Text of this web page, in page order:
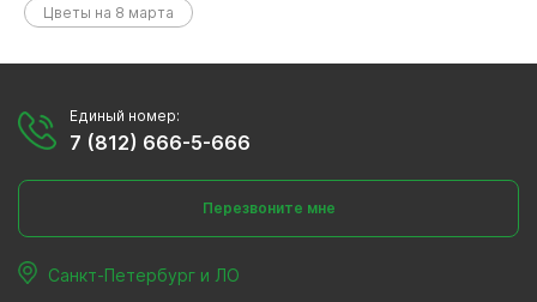
Цветы на 8 марта
Единый номер:
7 (812) 666-5-666
Перезвоните мне
Санкт-Петербург и ЛО